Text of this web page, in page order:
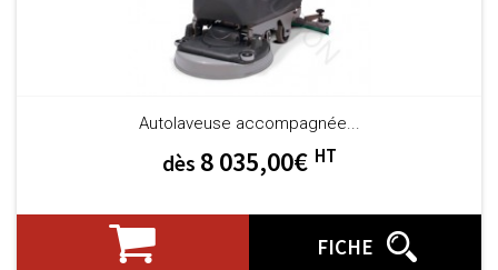
Autolaveuse accompagnée...
dès 8 035,00€ HT
FICHE